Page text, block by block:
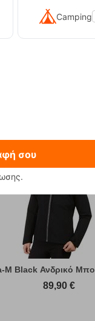
M Black Ανδρικό
89,90 €
Camping
σου